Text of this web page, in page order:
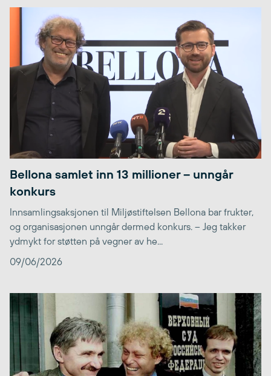
Bellona samlet inn 13 millioner – unngår
konkurs
Innsamlingsaksjonen til Miljøstiftelsen Bellona bar frukter,
og organisasjonen unngår dermed konkurs. – Jeg takker
ydmykt for støtten på vegner av he...
09/06/2026